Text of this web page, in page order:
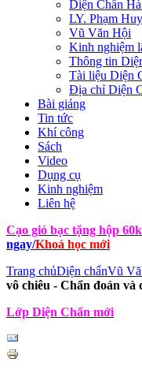
Diện Chẩn
LY. Phạm
Vũ Văn Hội
Kinh nghiệm
Thông tin
Tài liệu Diện
Địa chỉ Diện
Bài giảng
Tin tức
Khí công
Sách
Video
Dụng cụ
Kinh nghiệm
Liên hệ
Cạo gió bạc tặng hộp 60k
ngay/Khoá học mới
Trang chủDiện chẩnVũ
vô chiêu - Chẩn đoán và
Lớp Diện Chẩn mới